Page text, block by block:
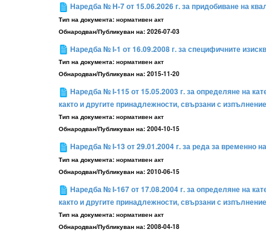
Наредба № H-7 от 15.06.2026 г. за придобиване на
Тип на документа: нормативен акт
Обнародван/Публикуван на: 2026-07-03
Наредба № I-1 от 16.09.2008 г. за специфичните
Тип на документа: нормативен акт
Обнародван/Публикуван на: 2015-11-20
Наредба № I-115 от 15.05.2003 г. за определяне на
както и другите принадлежности, свързани с
Тип на документа: нормативен акт
Обнародван/Публикуван на: 2004-10-15
Наредба № I-13 от 29.01.2004 г. за реда за временно
Тип на документа: нормативен акт
Обнародван/Публикуван на: 2010-06-15
Наредба № I-167 от 17.08.2004 г. за определяне на
както и другите принадлежности, свързани с
Тип на документа: нормативен акт
Обнародван/Публикуван на: 2008-04-18